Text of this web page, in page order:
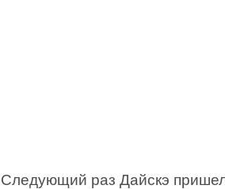
Следующий раз Дайскэ